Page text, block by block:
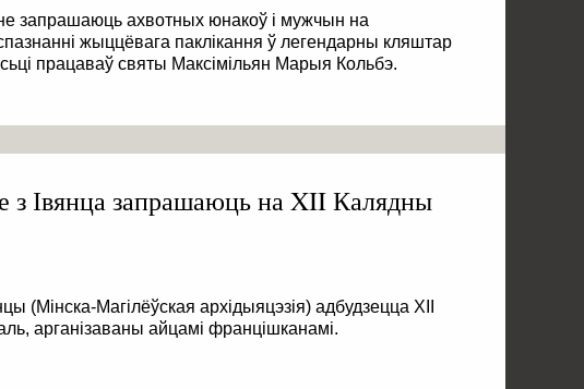
запрашаюць ахвотных юнакоў і мужчын на
жыццёвага паклікання ў легендарны кляштар
працаваў святы Максімільян Марыя Кольбэ.
з Івянца запрашаюць на XII Калядны
(Мінска-Магілёўская архідыяцэзія) адбудзецца XII
арганізаваны айцамі францішканамі.